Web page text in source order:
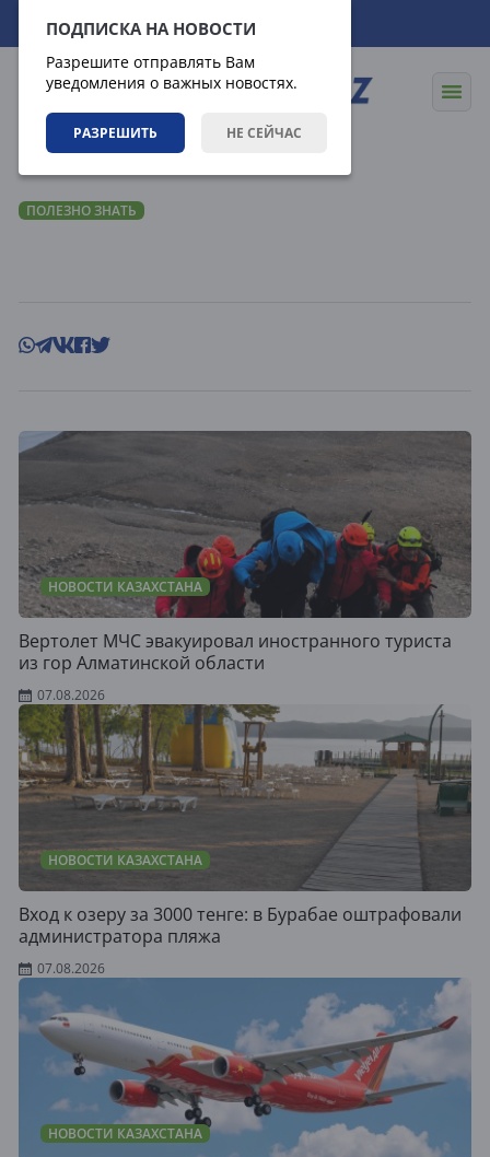
ПОДПИСКА НА НОВОСТИ
Разрешите отправлять Вам
уведомления о важных новостях.
РАЗРЕШИТЬ НЕ СЕЙЧАС
08.08.2026 09:52:09
ПОЛЕЗНО ЗНАТЬ
НОВОСТИ КАЗАХСТАНА
Вертолет МЧС эвакуировал иностранного туриста
из гор Алматинской области
07.08.2026
НОВОСТИ КАЗАХСТАНА
Вход к озеру за 3000 тенге: в Бурабае оштрафовали
администратора пляжа
07.08.2026
НОВОСТИ КАЗАХСТАНА